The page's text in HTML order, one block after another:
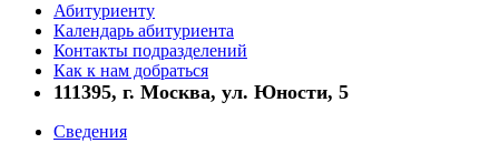
Абитуриенту
Календарь абитуриента
Контакты подразделений
Как к нам добраться
111395, г. Москва, ул. Юности, 5
Сведения